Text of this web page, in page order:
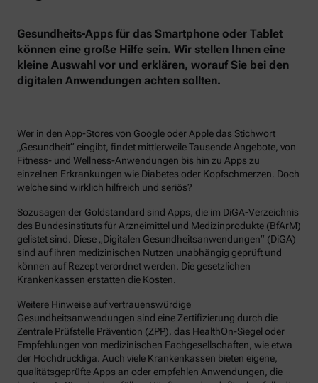
Gesundheits-Apps für das Smartphone oder Tablet
können eine große Hilfe sein. Wir stellen Ihnen eine
kleine Auswahl vor und erklären, worauf Sie bei den
digitalen Anwendungen achten sollten.
Wer in den App-Stores von Google oder Apple das Stichwort
„Gesundheit“ eingibt, findet mittlerweile Tausende Angebote, von
Fitness- und Wellness-Anwendungen bis hin zu Apps zu
einzelnen Erkrankungen wie Diabetes oder Kopfschmerzen. Doch
welche sind wirklich hilfreich und seriös?
Sozusagen der Goldstandard sind Apps, die im DiGA-Verzeichnis
des Bundesinstituts für Arzneimittel und Medizinprodukte (BfArM)
gelistet sind. Diese „Digitalen Gesundheitsanwendungen“ (DiGA)
sind auf ihren medizinischen Nutzen unabhängig geprüft und
können auf Rezept verordnet werden. Die gesetzlichen
Krankenkassen erstatten die Kosten.
Weitere Hinweise auf vertrauenswürdige
Gesundheitsanwendungen sind eine Zertifizierung durch die
Zentrale Prüfstelle Prävention (ZPP), das HealthOn-Siegel oder
Empfehlungen von medizinischen Fachgesellschaften, wie etwa
der Hochdruckliga. Auch viele Krankenkassen bieten eigene,
qualitätsgeprüfte Apps an oder empfehlen Anwendungen, die